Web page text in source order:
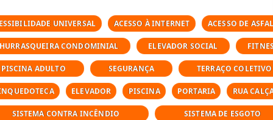
UNIVERSAL ACESSO À INTERNET ACESSO DE
CONDOMINIAL ELEVADOR SOCIAL
PISCINA ADULTO SEGURANÇA TERRAÇO COLETIVO
ELEVADOR PISCINA PORTARIA RUA
SISTEMA CONTRA INCÊNDIO SISTEMA DE ESGOTO